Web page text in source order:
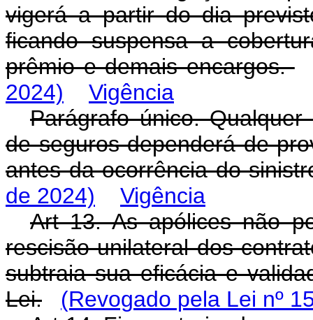
vigerá a partir do dia
ficando suspensa a
prêmio e demais encargos.
2024)
Vigência
Parágrafo único.
de seguros dependerá de
antes da ocorrência do
de 2024)
Vigência
Art 13. As apólices não
rescisão unilateral dos
subtraia sua eficácia e
Lei.
(Revogado pela Lei nº